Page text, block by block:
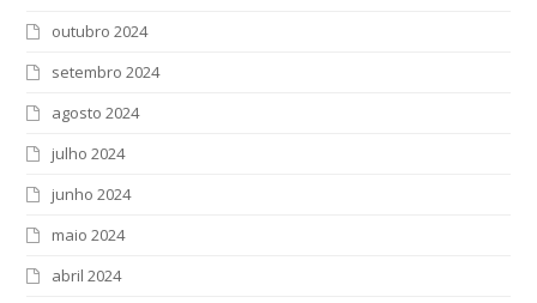
outubro 2024
setembro 2024
agosto 2024
julho 2024
junho 2024
maio 2024
abril 2024